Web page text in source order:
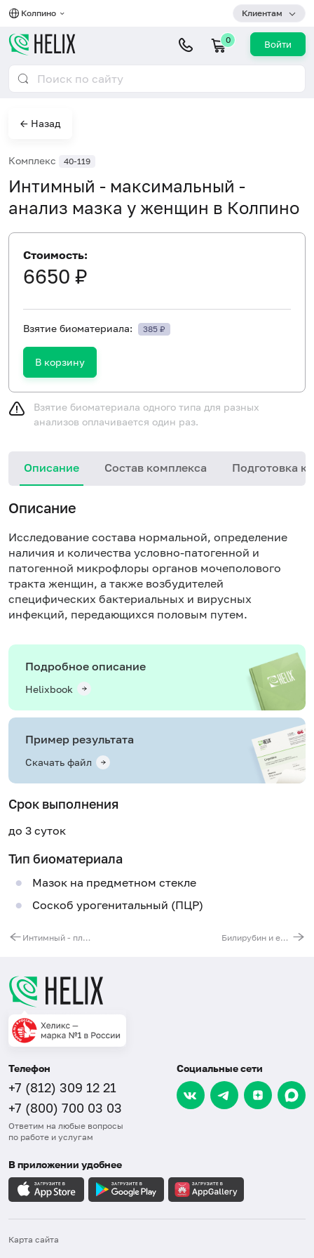
Колпино Клиентам
0 Войти
← Назад
Комплекс 40-119
Интимный - максимальный -
анализ мазка у женщин в Колпино
Стоимость:
6650 ₽
Взятие биоматериала: 385 ₽
В корзину
Взятие биоматериала одного типа для разных
анализов оплачивается один раз.
Описание Состав комплекса Подготовка к
Описание
Исследование состава нормальной, определение
наличия и количества условно-патогенной и
патогенной микрофлоры органов мочеполового
тракта женщин, а также возбудителей
специфических бактериальных и вирусных
инфекций, передающихся половым путем.
Подробное описание
Helixbook
Пример результата
Скачать файл
Срок выполнения
до 3 суток
Тип биоматериала
Мазок на предметном стекле
Соскоб урогенитальный (ПЦР)
Интимный - плюс - анализ мазка у женщин Билирубин и его фракции (общий, прямой и непрямой)
Телефон
+7 (812) 309 12 21
+7 (800) 700 03 03
Ответим на любые вопросы
по работе и услугам
Социальные сети
В приложении удобнее
Карта сайта